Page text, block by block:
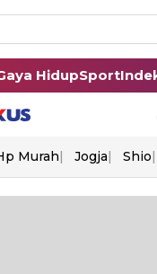
HidupSport
Murah Jogja Shio